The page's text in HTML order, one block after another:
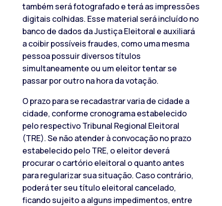
também será fotografado e terá as impressões
digitais colhidas. Esse material será incluído no
banco de dados da Justiça Eleitoral e auxiliará
a coibir possíveis fraudes, como uma mesma
pessoa possuir diversos títulos
simultaneamente ou um eleitor tentar se
passar por outro na hora da votação.
O prazo para se recadastrar varia de cidade a
cidade, conforme cronograma estabelecido
pelo respectivo Tribunal Regional Eleitoral
(TRE). Se não atender à convocação no prazo
estabelecido pelo TRE, o eleitor deverá
procurar o cartório eleitoral o quanto antes
para regularizar sua situação. Caso contrário,
poderá ter seu título eleitoral cancelado,
ficando sujeito a alguns impedimentos, entre